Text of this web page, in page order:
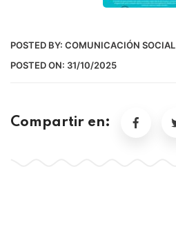
POSTED BY: COMUNICACIÓN SOCIAL
POSTED ON: 31/10/2025
Compartir en: